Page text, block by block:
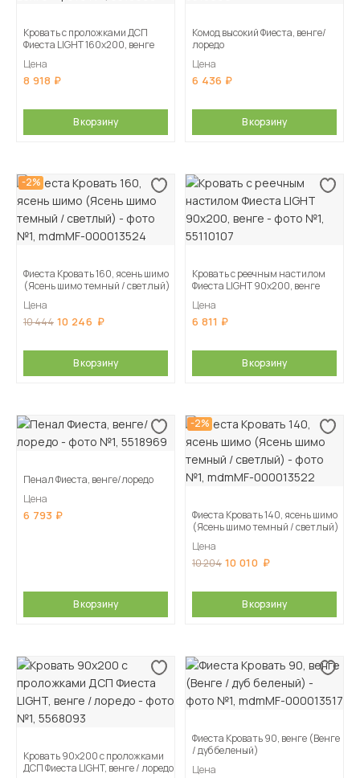
Кровать с проложками ДСП
Фиеста LIGHT 160х200, венге
Цена
8 918
В корзину
Комод высокий Фиеста, венге/
лоредо
Цена
6 436
В корзину
-2%
Фиеста Кровать 160, ясень шимо
(Ясень шимо темный / светлый)
Цена
10 444 10 246
В корзину
Кровать с реечным настилом
Фиеста LIGHT 90х200, венге
Цена
6 811
В корзину
Пенал Фиеста, венге/лоредо
Цена
6 793
В корзину
-2%
Фиеста Кровать 140, ясень шимо
(Ясень шимо темный / светлый)
Цена
10 204 10 010
В корзину
Кровать 90х200 с проложками
ДСП Фиеста LIGHT, венге / лоредо
Фиеста Кровать 90, венге (Венге
/ дуб беленый)
Цена